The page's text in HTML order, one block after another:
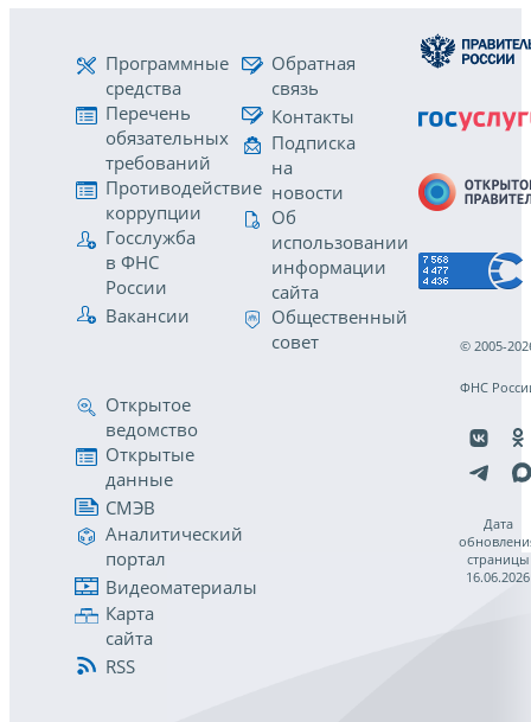
Программные
средства
Перечень
обязательных
требований
Противодействие
коррупции
Госслужба
в ФНС
России
Вакансии
Обратная
связь
Контакты
Подписка
на
новости
Об
использовании
информации
сайта
Общественный
совет
Открытое
ведомство
Открытые
данные
СМЭВ
Аналитический
портал
Видеоматериалы
Карта
сайта
RSS
© 2005-
ФНС
Дата
страницы
16.06.2026